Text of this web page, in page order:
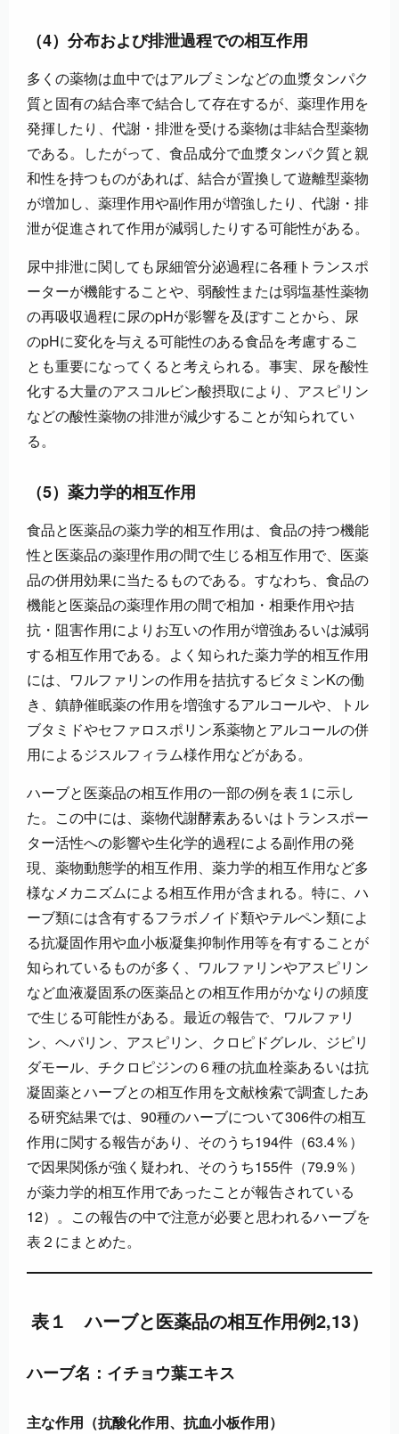
（4）分布および排泄過程での相互作用
多くの薬物は血中ではアルブミンなどの血漿タンパク
質と固有の結合率で結合して存在するが、薬理作用を
発揮したり、代謝・排泄を受ける薬物は非結合型薬物
である。したがって、食品成分で血漿タンパク質と親
和性を持つものがあれば、結合が置換して遊離型薬物
が増加し、薬理作用や副作用が増強したり、代謝・排
泄が促進されて作用が減弱したりする可能性がある。
尿中排泄に関しても尿細管分泌過程に各種トランスポ
ーターが機能することや、弱酸性または弱塩基性薬物
の再吸収過程に尿のpHが影響を及ぼすことから、尿
のpHに変化を与える可能性のある食品を考慮するこ
とも重要になってくると考えられる。事実、尿を酸性
化する大量のアスコルビン酸摂取により、アスピリン
などの酸性薬物の排泄が減少することが知られてい
る。
（5）薬力学的相互作用
食品と医薬品の薬力学的相互作用は、食品の持つ機能
性と医薬品の薬理作用の間で生じる相互作用で、医薬
品の併用効果に当たるものである。すなわち、食品の
機能と医薬品の薬理作用の間で相加・相乗作用や拮
抗・阻害作用によりお互いの作用が増強あるいは減弱
する相互作用である。よく知られた薬力学的相互作用
には、ワルファリンの作用を拮抗するビタミンKの働
き、鎮静催眠薬の作用を増強するアルコールや、トル
ブタミドやセファロスポリン系薬物とアルコールの併
用によるジスルフィラム様作用などがある。
ハーブと医薬品の相互作用の一部の例を表１に示し
た。この中には、薬物代謝酵素あるいはトランスポー
ター活性への影響や生化学的過程による副作用の発
現、薬物動態学的相互作用、薬力学的相互作用など多
様なメカニズムによる相互作用が含まれる。特に、ハ
ーブ類には含有するフラボノイド類やテルペン類によ
る抗凝固作用や血小板凝集抑制作用等を有することが
知られているものが多く、ワルファリンやアスピリン
など血液凝固系の医薬品との相互作用がかなりの頻度
で生じる可能性がある。最近の報告で、ワルファリ
ン、ヘパリン、アスピリン、クロピドグレル、ジピリ
ダモール、チクロピジンの６種の抗血栓薬あるいは抗
凝固薬とハーブとの相互作用を文献検索で調査したあ
る研究結果では、90種のハーブについて306件の相互
作用に関する報告があり、そのうち194件（63.4％）
で因果関係が強く疑われ、そのうち155件（79.9％）
が薬力学的相互作用であったことが報告されている
12）。この報告の中で注意が必要と思われるハーブを
表２にまとめた。
表１ ハーブと医薬品の相互作用例2,13）
ハーブ名：イチョウ葉エキス
主な作用（抗酸化作用、抗血小板作用）